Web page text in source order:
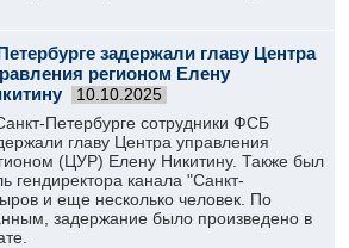
задержали главу Центра
регионом Елену
10.10.2025
Петербурге сотрудники ФСБ
главу Центра управления
(ЦУР) Елену Никитину. Также был
гендиректора канала "Санкт-
и еще несколько человек. По
задержание было произведено в